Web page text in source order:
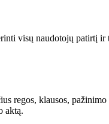
visų naudotojų patirtį
regos, klausos,
aktą.